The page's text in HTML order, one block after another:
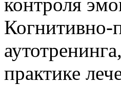
контроля
Когнитивно-
практике